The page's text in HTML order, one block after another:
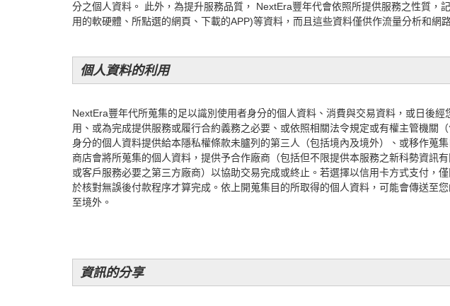
分之個人資料。 此外，為提升服務品質， NextEra豐年代會依照所提供服務之性質，
用的軟硬體、所點選的網頁、下載的APP)等資料，而且這些資料僅供作流量分析和
個人資料的利用
NextEra豐年代所蒐集的足以識別使用者身分的個人資料、消費與交易資料，或日後
用、或為完成提供服務或履行合約義務之必要、或依照相關法令規定或有權主管機關
身分的個人資料提供給本隱私權條款未臚列的第三人（包括境內及境外）、或移作蒐
商店會將所蒐集的個人資料，提供予合作廠商（包括但不限提供本服務之新科勢資訊
或客戶服務必要之第三方廠商）以協助交易完成或終止。 若選擇以信用卡方式支付，
於核對無誤後付款程序才算完成。依上開蒐集目的所取得的個人資料，可能會傳送至
至境外。
資訊的分享